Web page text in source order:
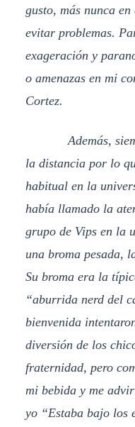
gusto, más nunca
evitar problemas.
exageración y
o amenazas en mi
Cortez.
Además,
la distancia por lo
habitual en la
había llamado la
grupo de Vips en la
una broma pesada,
Su broma era la
“aburrida nerd del
bienvenida
diversión de los
fraternidad, pero
mi bebida y me
yo “Estaba bajo los